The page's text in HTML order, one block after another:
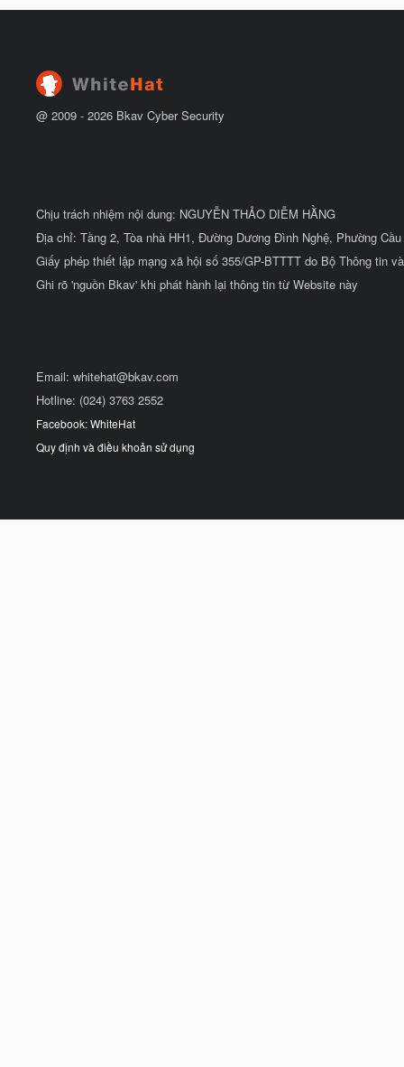
@ 2009 - 2026 Bkav Cyber Security
Chịu trách nhiệm nội dung: NGUYỄN THẢO DIỄM HẰNG
Địa chỉ: Tầng 2, Tòa nhà HH1, Đường Dương Đình Nghệ, Phường
Giấy phép thiết lập mạng xã hội số 355/GP-BTTTT do Bộ Thông tin
Ghi rõ 'nguồn Bkav' khi phát hành lại thông tin từ Website này
Email: whitehat@bkav.com
Hotline: (024) 3763 2552
Facebook: WhiteHat
Quy định và điều khoản sử dụng